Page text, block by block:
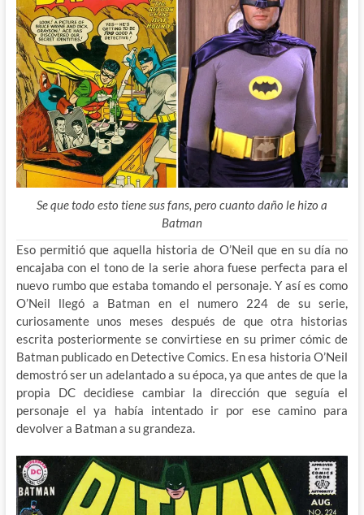
Se que todo esto tiene sus fans, pero cuanto daño le hizo a
Batman
Eso permitió que aquella historia de O’Neil que en su día no
encajaba con el tono de la serie ahora fuese perfecta para el
nuevo rumbo que estaba tomando el personaje. Y así es como
O’Neil llegó a Batman en el numero 224 de su serie,
curiosamente unos meses después de que otra historias
escrita posteriormente se convirtiese en su primer cómic de
Batman publicado en Detective Comics. En esa historia O’Neil
demostró ser un adelantado a su época, ya que antes de que la
propia DC decidiese cambiar la dirección que seguía el
personaje el ya había intentado ir por ese camino para
devolver a Batman a su grandeza.